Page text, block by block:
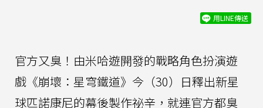
用LINE傳送
官方又臭！由米哈遊開發的戰略角色扮演遊
戲《崩壞：星穹鐵道》今（30）日釋出新星
球匹諾康尼的幕後製作祕辛，就連官方都臭